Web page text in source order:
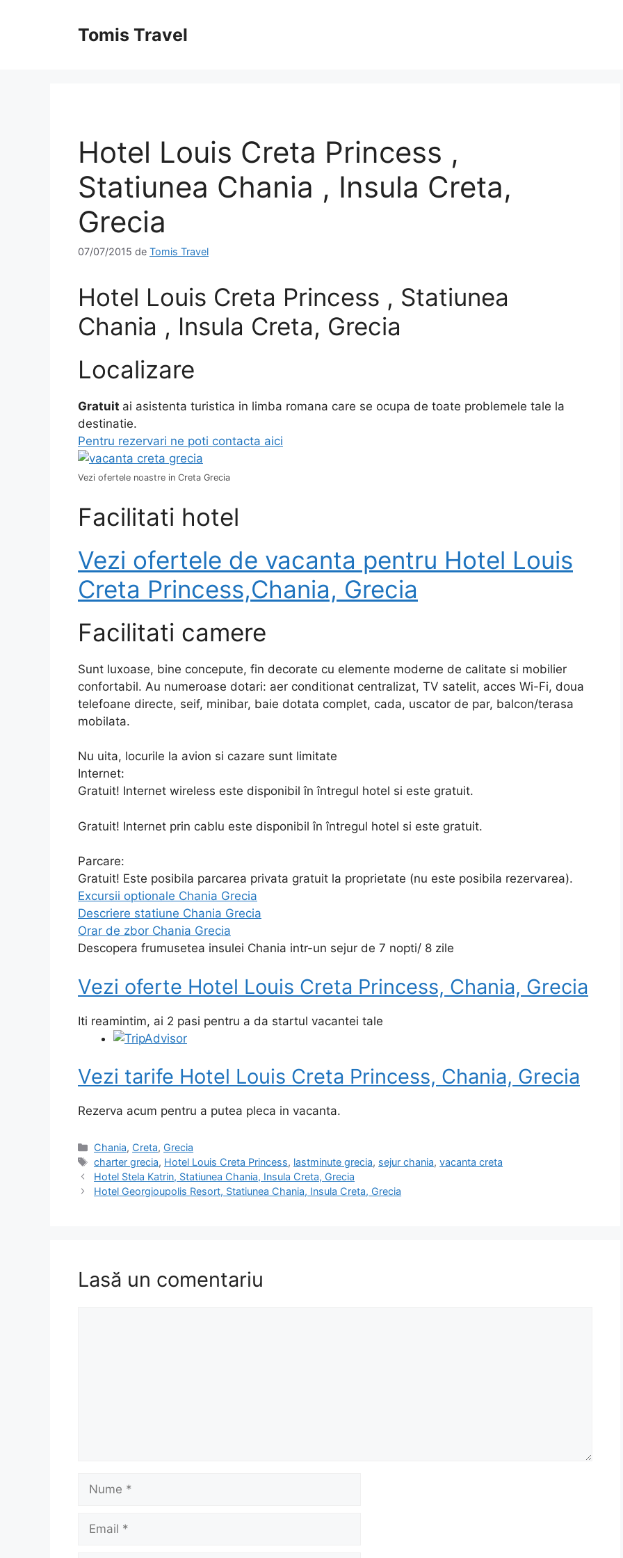
Tomis Travel
Hotel Louis Creta Princess ,
Statiunea Chania , Insula Creta,
Grecia
07/07/2015 de Tomis Travel
Hotel Louis Creta Princess , Statiunea
Chania , Insula Creta, Grecia
Localizare
Gratuit ai asistenta turistica in limba romana care se ocupa de toate problemele tale la
destinatie.
Pentru rezervari ne poti contacta aici
Vezi ofertele noastre in Creta Grecia
Facilitati hotel
Vezi ofertele de vacanta pentru Hotel Louis
Creta Princess,Chania, Grecia
Facilitati camere
Sunt luxoase, bine concepute, fin decorate cu elemente moderne de calitate si mobilier
confortabil. Au numeroase dotari: aer conditionat centralizat, TV satelit, acces Wi-Fi, doua
telefoane directe, seif, minibar, baie dotata complet, cada, uscator de par, balcon/terasa
mobilata.
Nu uita, locurile la avion si cazare sunt limitate
Internet:
Gratuit! Internet wireless este disponibil în întregul hotel si este gratuit.
Gratuit! Internet prin cablu este disponibil în întregul hotel si este gratuit.
Parcare:
Gratuit! Este posibila parcarea privata gratuit la proprietate (nu este posibila rezervarea).
Excursii optionale Chania Grecia
Descriere statiune Chania Grecia
Orar de zbor Chania Grecia
Descopera frumusetea insulei Chania intr-un sejur de 7 nopti/ 8 zile
Vezi oferte Hotel Louis Creta Princess, Chania, Grecia
Iti reamintim, ai 2 pasi pentru a da startul vacantei tale
Vezi tarife Hotel Louis Creta Princess, Chania, Grecia
Rezerva acum pentru a putea pleca in vacanta.
Categorii
Chania, Creta, Grecia
Etichete
charter grecia, Hotel Louis Creta Princess, lastminute grecia, sejur chania,vacanta creta
Hotel Stela Katrin, Statiunea Chania, Insula Creta, Grecia
Hotel Georgioupolis Resort, Statiunea Chania, Insula Creta, Grecia
Lasă un comentariu
Nume
Email